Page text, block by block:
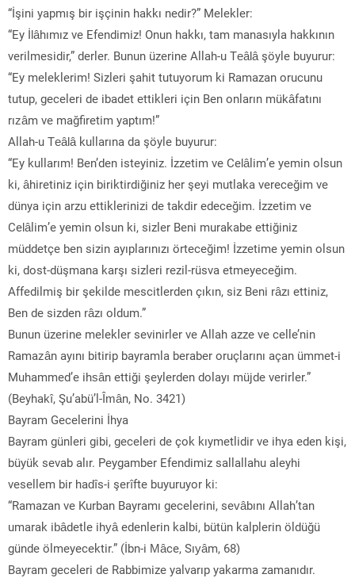
“İşini yapmış bir işçinin hakkı nedir?” Melekler:
“Ey İlâhımız ve Efendimiz! Onun hakkı, tam manasıyla hakkının
verilmesidir,” derler. Bunun üzerine Allah-u Teâlâ şöyle buyurur:
“Ey meleklerim! Sizleri şahit tutuyorum ki Ramazan orucunu
tutup, geceleri de ibadet ettikleri için Ben onların mükâfatını
rızâm ve mağfiretim yaptım!”
Allah-u Teâlâ kullarına da şöyle buyurur:
“Ey kullarım! Ben’den isteyiniz. İzzetim ve Celâlim’e yemin olsun
ki, âhiretiniz için biriktirdiğiniz her şeyi mutlaka vereceğim ve
dünya için arzu ettiklerinizi de takdir edeceğim. İzzetim ve
Celâlim’e yemin olsun ki, sizler Beni murakabe ettiğiniz
müddetçe ben sizin ayıplarınızı örteceğim! İzzetime yemin olsun
ki, dost-düşmana karşı sizleri rezil-rüsva etmeyeceğim.
Affedilmiş bir şekilde mescitlerden çıkın, siz Beni râzı ettiniz,
Ben de sizden râzı oldum.”
Bunun üzerine melekler sevinirler ve Allah azze ve celle’nin
Ramazân ayını bitirip bayramla beraber oruçlarını açan ümmet-i
Muhammed’e ihsân ettiği şeylerden dolayı müjde verirler.”
(Beyhakî, Şu’abü’l-Îmân, No. 3421)
Bayram Gecelerini İhya
Bayram günleri gibi, geceleri de çok kıymetlidir ve ihya eden kişi,
büyük sevab alır. Peygamber Efendimiz sallallahu aleyhi
vesellem bir hadîs-i şerîfte buyuruyor ki:
“Ramazan ve Kurban Bayramı gecelerini, sevâbını Allah’tan
umarak ibâdetle ihyâ edenlerin kalbi, bütün kalplerin öldüğü
günde ölmeyecektir.” (İbn-i Mâce, Sıyâm, 68)
Bayram geceleri de Rabbimize yalvarıp yakarma zamanıdır.